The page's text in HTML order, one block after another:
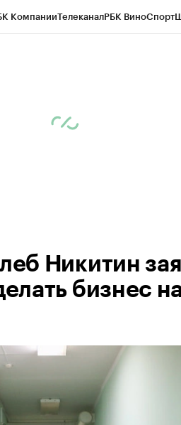
КомпанииТелеканалРБК ВиноСпорт
Никитин
бизнес